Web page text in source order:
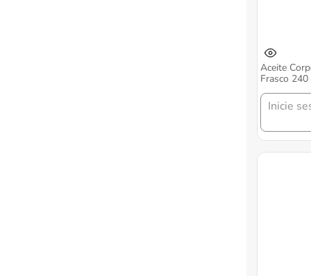
Aceite
Frasco
Inicie